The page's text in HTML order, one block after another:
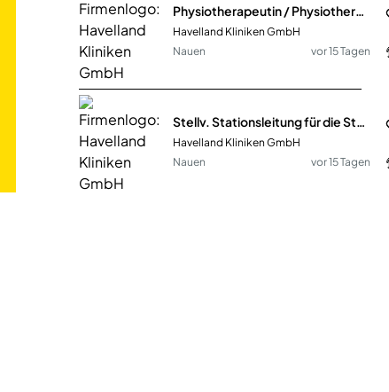
Physiotherapeutin / Physiotherapeut Klinikstandorte Nauen oder Rathenow
Havelland Kliniken GmbH
Nauen
vor 15 Tagen
Havelland Kliniken GmbH
Nauen
vor 15 Tagen